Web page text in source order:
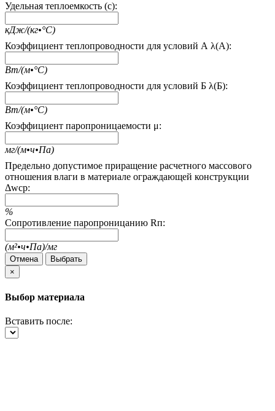
Удельная теплоемкость (c):
кДж/(кг•°С)
Коэффициент теплопроводности для условий А λ(А):
Вт/(м•°С)
Коэффициент теплопроводности для условий Б λ(Б):
Вт/(м•°С)
Коэффициент паропроницаемости μ:
мг/(м•ч•Па)
Предельно допустимое приращение расчетного массового
отношения влаги в материале ограждающей конструкции
Δwcp:
%
Сопротивление паропроницанию Rп:
(м²•ч•Па)/мг
Отмена
Выбрать
×
Выбор материала
Вставить после: